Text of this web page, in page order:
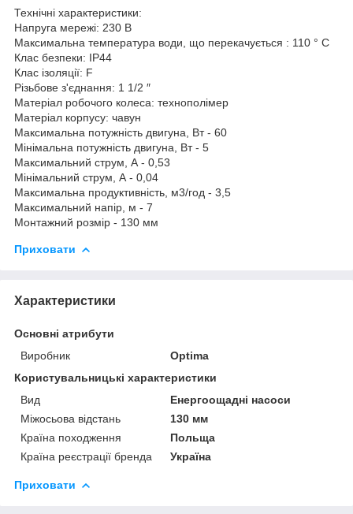
Технічні характеристики:
Напруга мережі: 230 В
Максимальна температура води, що перекачується : 110 ° С
Клас безпеки: IP44
Клас ізоляції: F
Різьбове з'єднання: 1 1/2 ″
Матеріал робочого колеса: технополімер
Матеріал корпусу: чавун
Максимальна потужність двигуна, Вт - 60
Мінімальна потужність двигуна, Вт - 5
Максимальний струм, А - 0,53
Мінімальний струм, А - 0,04
Максимальна продуктивність, м3/год - 3,5
Максимальний напір, м - 7
Монтажний розмір - 130 мм
Приховати
Характеристики
Основні атрибути
Виробник
Optima
Користувальницькі характеристики
Вид
Енергоощадні насоси
Міжосьова відстань
130 мм
Країна походження
Польща
Країна реєстрації бренда
Україна
Приховати